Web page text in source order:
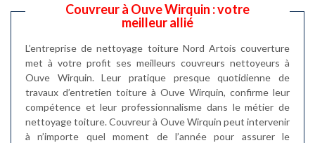
Couvreur à Ouve Wirquin : votre
meilleur allié
L’entreprise de nettoyage toiture Nord Artois couverture
met à votre profit ses meilleurs couvreurs nettoyeurs à
Ouve Wirquin. Leur pratique presque quotidienne de
travaux d’entretien toiture à Ouve Wirquin, confirme leur
compétence et leur professionnalisme dans le métier de
nettoyage toiture. Couvreur à Ouve Wirquin peut intervenir
à n’importe quel moment de l’année pour assurer le